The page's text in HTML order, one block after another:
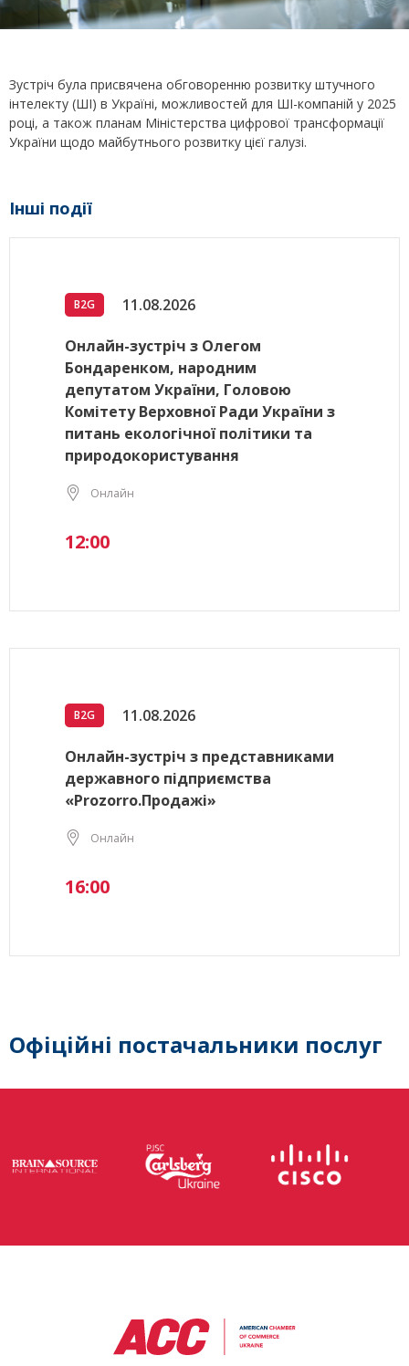
Зустріч була присвячена обговоренню розвитку штучного
інтелекту (ШІ) в Україні, можливостей для ШІ-компаній у 2025
році, а також планам Міністерства цифрової трансформації
України щодо майбутнього розвитку цієї галузі.
Інші події
B2G 11.08.2026
Онлайн-зустріч з Олегом
Бондаренком, народним
депутатом України, Головою
Комітету Верховної Ради України з
питань екологічної політики та
природокористування
Онлайн
12:00
B2G 11.08.2026
Онлайн-зустріч з представниками
державного підприємства
«Prozorro.Продажі»
Онлайн
16:00
Офіційні постачальники послуг